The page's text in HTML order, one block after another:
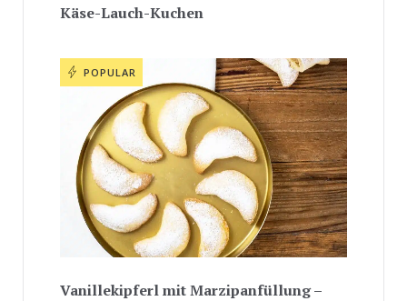
Käse-Lauch-Kuchen
POPULAR
Vanillekipferl mit Marzipanfüllung –